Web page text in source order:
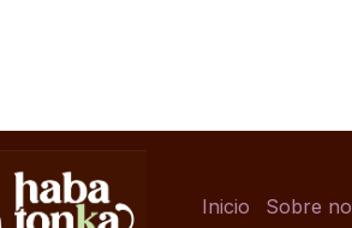
Inicio Sobre